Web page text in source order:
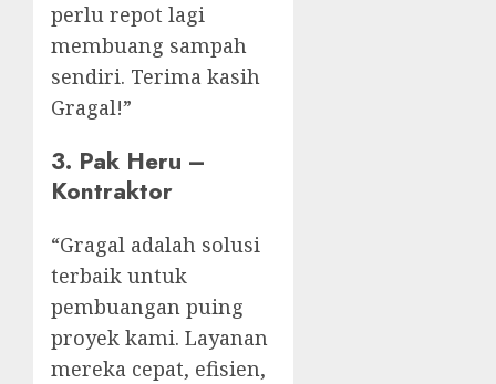
perlu repot lagi
membuang sampah
sendiri. Terima kasih
Gragal!”
3. Pak Heru –
Kontraktor
“Gragal adalah solusi
terbaik untuk
pembuangan puing
proyek kami. Layanan
mereka cepat, efisien,